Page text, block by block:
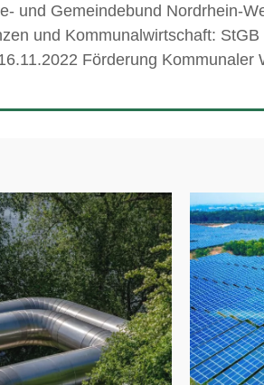
und Gemeindebund Nordrhein-
und Kommunalwirtschaft:
Förderung Kommunaler